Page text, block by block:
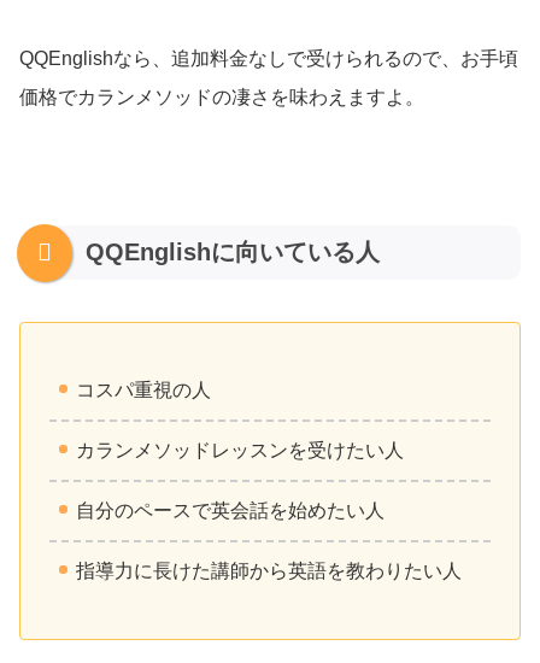
QQEnglishなら、追加料金なしで受けられるので、お手頃
価格でカランメソッドの凄さを味わえますよ。
QQEnglishに向いている人
コスパ重視の人
カランメソッドレッスンを受けたい人
自分のペースで英会話を始めたい人
指導力に長けた講師から英語を教わりたい人